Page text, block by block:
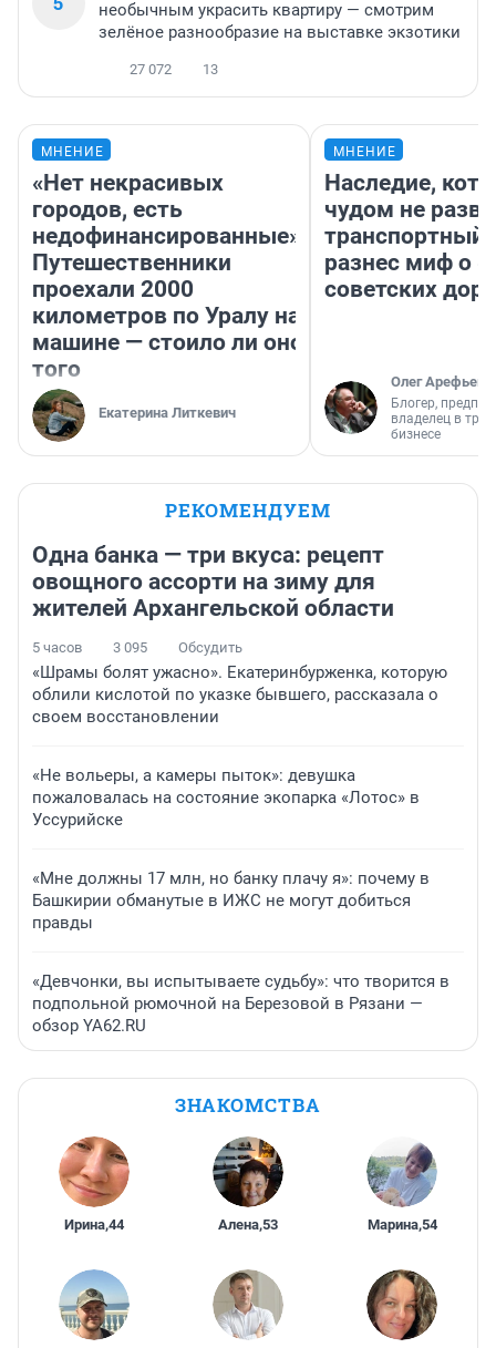
необычным украсить квартиру — смотрим
зелёное разнообразие на выставке экзотики
27 072 13
МНЕНИЕ
«Нет некрасивых
городов, есть
недофинансированные».
Путешественники
проехали 2000
километров по Уралу на
машине — стоило ли оно
того
Екатерина Литкевич
МНЕНИЕ
Наследие,
чудом не
транспортный
разнес миф о
советских
Олег Арефьев
Блогер,
владелец в
бизнесе
РЕКОМЕНДУЕМ
Одна банка — три вкуса: рецепт
овощного ассорти на зиму для
жителей Архангельской области
5 часов 3 095 Обсудить
«Шрамы болят ужасно». Екатеринбурженка, которую
облили кислотой по указке бывшего, рассказала о
своем восстановлении
«Не вольеры, а камеры пыток»: девушка
пожаловалась на состояние экопарка «Лотос» в
Уссурийске
«Мне должны 17 млн, но банку плачу я»: почему в
Башкирии обманутые в ИЖС не могут добиться
правды
«Девчонки, вы испытываете судьбу»: что творится в
подпольной рюмочной на Березовой в Рязани —
обзор YA62.RU
ЗНАКОМСТВА
Ирина,44 Алена,53 Марина,54